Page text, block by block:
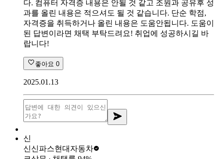
다. 컴퓨터 자격증 내용은 안될 것 같고 조원과 공유후 성
과를 올린 내용은 적으셔도 될 것 같습니다. 단순 학점,
자격증을 취득하거나 올린 내용은 도움안됩니다. 도움이
된 답변이라면 채택 부탁드려요! 취업에 성공하시길 바
랍니다!
좋아요 0
2025.01.13
신
신신파스현대자동차